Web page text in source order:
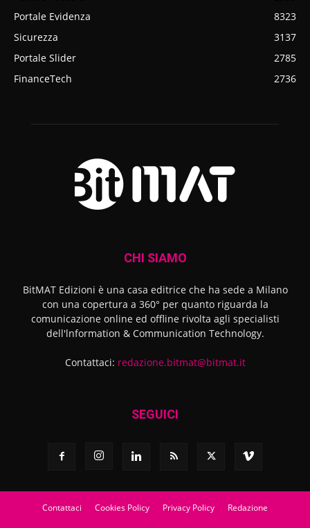
Portale Evidenza
8323
Sicurezza
3137
Portale Slider
2785
FinanceTech
2736
CHI SIAMO
BitMAT Edizioni è una casa editrice che ha sede a Milano
con una copertura a 360° per quanto riguarda la
comunicazione online ed offline rivolta agli specialisti
dell'lnformation & Communication Technology.
Contattaci: redazione.bitmat@bitmat.it
SEGUICI
Contattaci Cookies Policy Privacy Policy Redazione